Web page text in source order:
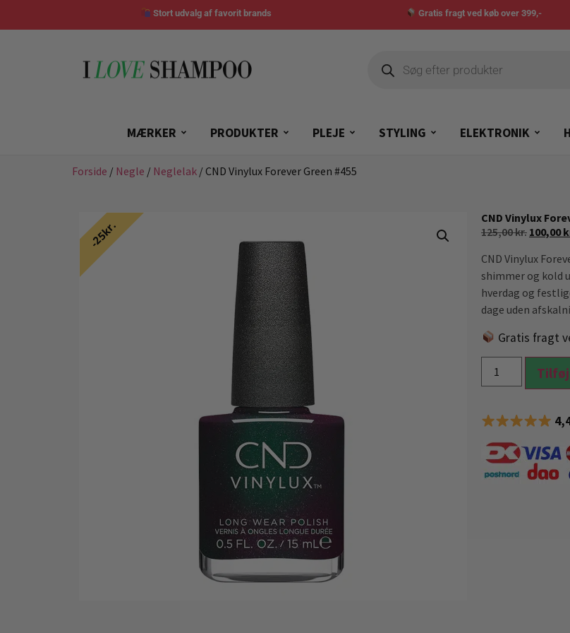
Stort udvalg af favorit brands Gratis fragt ved køb over 399,-
MÆRKER PRODUKTER PLEJE STYLING ELEKTRONIK
Forside / Negle / Neglelak / CND Vinylux Forever Green #455
CND Vinylux
125,00kr. 100,00
CND Vinylux
shimmer og kold
hverdag og
dage uden
Gratis fragt
25kr.